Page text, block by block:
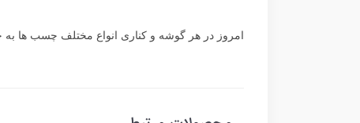
امروز در هر گوشه و کناری انواع مختلف چسب ها